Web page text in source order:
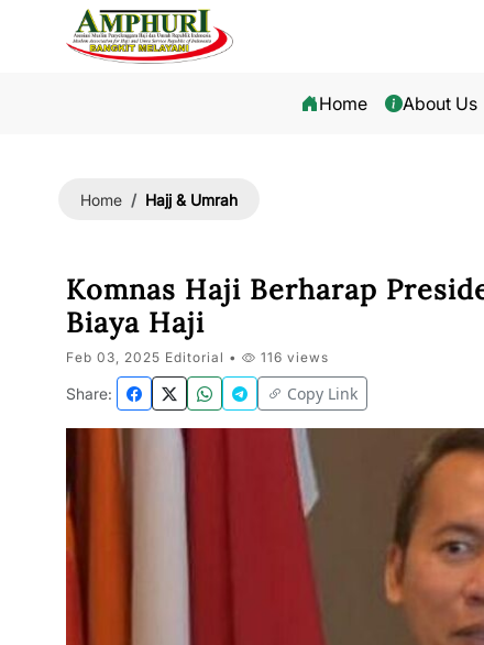
Home About Us
Home Hajj & Umrah
Komnas Haji Berharap
Biaya Haji
Feb 03, 2025 Editorial • 116 views
Share: Copy Link